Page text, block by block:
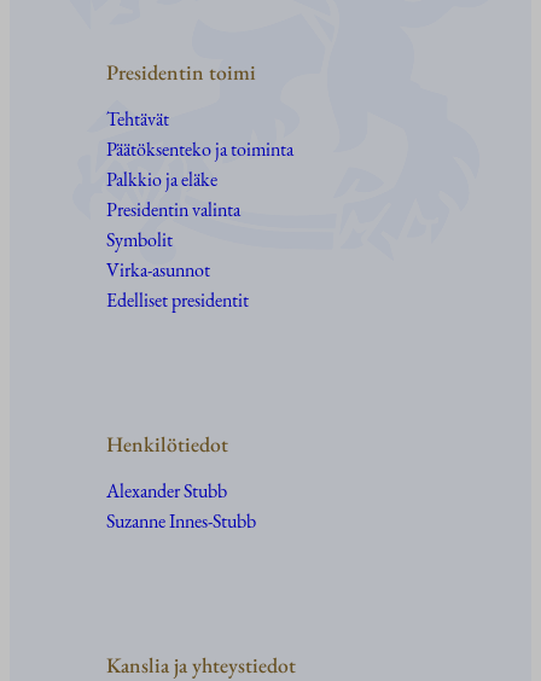
Presidentin toimi
Tehtävät
Päätöksenteko ja toiminta
Palkkio ja eläke
Presidentin valinta
Symbolit
Virka-asunnot
Edelliset presidentit
Henkilötiedot
Alexander Stubb
Suzanne Innes-Stubb
Kanslia ja yhteystiedot